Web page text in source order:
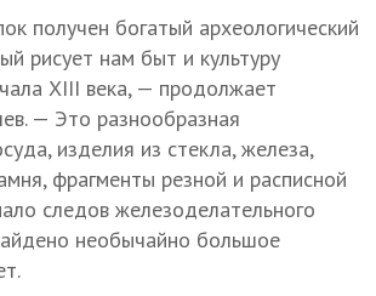
получен богатый археологический
рисует нам быт и культуру
XIII века, — продолжает
— Это разнообразная
изделия из стекла, железа,
фрагменты резной и расписной
следов железоделательного
необычайно большое